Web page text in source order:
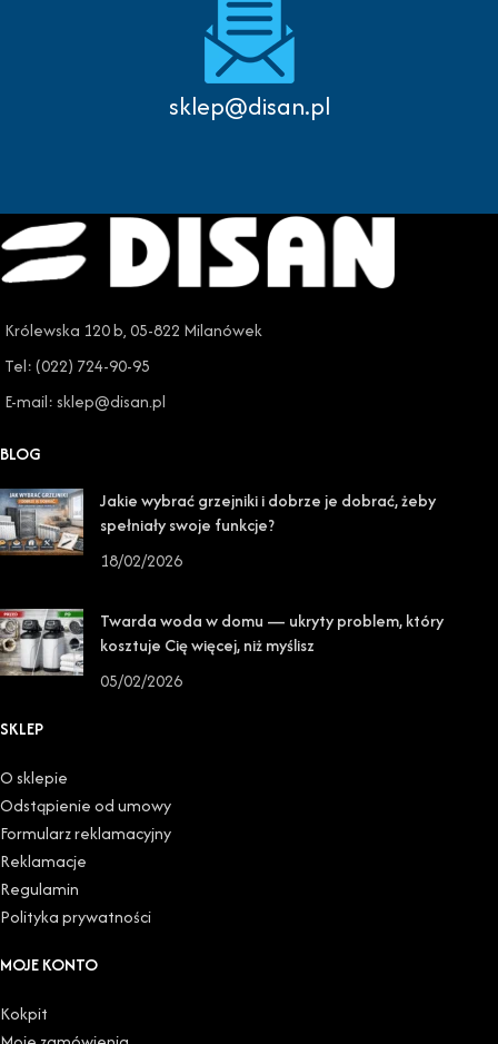
sklep@disan.pl
Królewska 120 b, 05-822 Milanówek
Tel: (022) 724-90-95
E-mail: sklep@disan.pl
BLOG
Jakie wybrać grzejniki i dobrze je dobrać, żeby
spełniały swoje funkcje?
18/02/2026
Twarda woda w domu — ukryty problem, który
kosztuje Cię więcej, niż myślisz
05/02/2026
SKLEP
O sklepie
Odstąpienie od umowy
Formularz reklamacyjny
Reklamacje
Regulamin
Polityka prywatności
MOJE KONTO
Kokpit